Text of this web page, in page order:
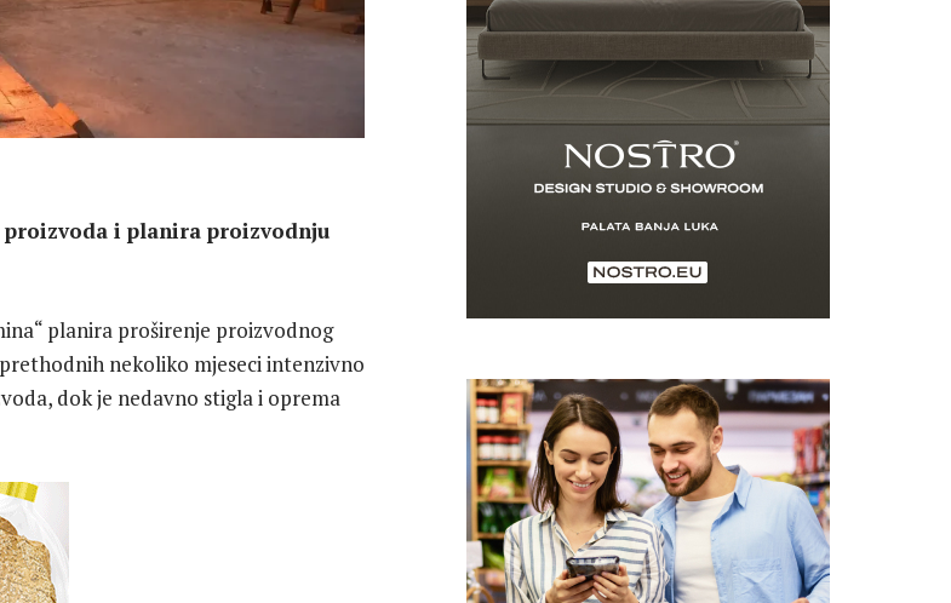
proizvoda i planira proizvodnju
planira proširenje proizvodnog
nekoliko mjeseci intenzivno
dok je nedavno stigla i oprema